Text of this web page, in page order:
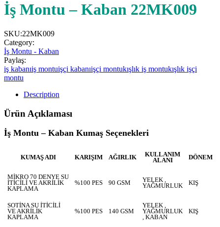
İş Montu – Kaban 22MK009
SKU:22MK009
Category:
İş Montu - Kaban
Paylaş:
iş kabanıiş montuişçi kabanıişçi montukışlık iş montukışlık işçi
montu
Description
Ürün Açıklaması
İş Montu – Kaban Kumaş Seçenekleri
KUMAŞ ADI KARIŞIM AĞIRLIK
KULLANIM
ALANI
DÖNEM
MİKRO 70 DENYE SU
İTİCİLİ VE AKRİLİK
KAPLAMA
%100 PES 90 GSM
YELEK ,
YAĞMURLUK
KIŞ
SOTİNA SU İTİCİLİ
VE AKRİLİK
KAPLAMA
%100 PES 140 GSM
YELEK ,
YAĞMURLUK
, KABAN
KIŞ